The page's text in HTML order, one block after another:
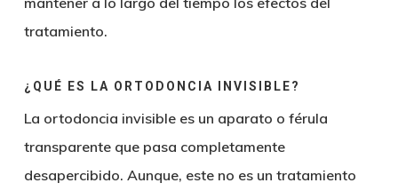
tratamiento.
¿QUÉ ES LA ORTODONCIA INVISIBLE?
La ortodoncia invisible es un aparato o férula
transparente que pasa completamente
desapercibido. Aunque, este no es un tratamiento